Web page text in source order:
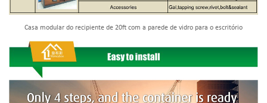
Casa modular do recipiente de 20ft com a parede de vidro para o escritório